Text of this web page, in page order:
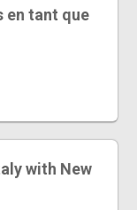
en tant que
with New